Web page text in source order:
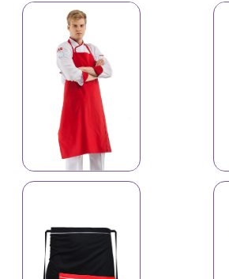
İş önlüyü 4181